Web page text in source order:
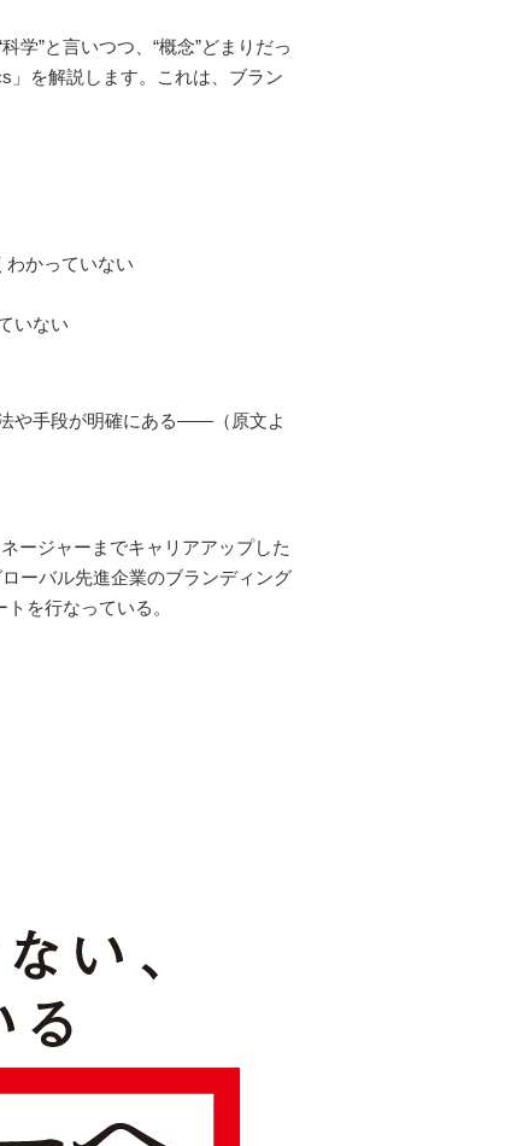
学”と言いつつ、“概念”どまりだっ
」を解説します。これは、ブラン
わかっていない
いない
や手段が明確にある――（原文よ
ージャーまでキャリアアップした
ーバル先進企業のブランディング
を行なっている。